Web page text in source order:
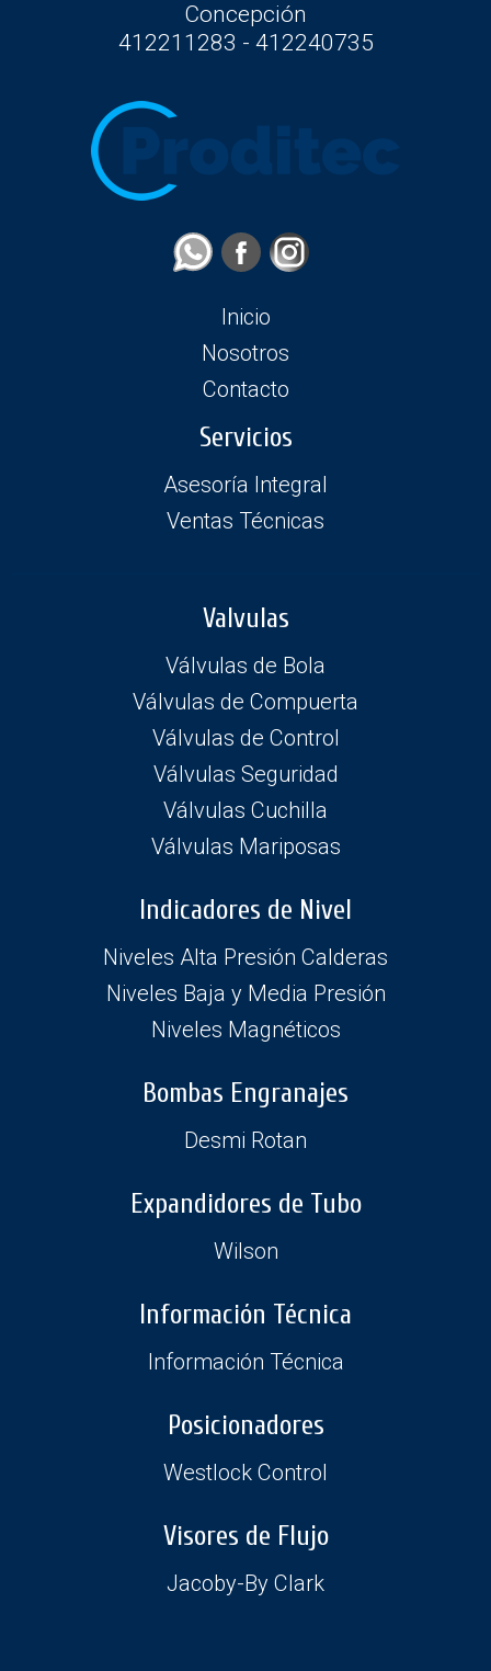
Concepción
412211283 - 412240735
Inicio
Nosotros
Contacto
Servicios
Asesoría Integral
Ventas Técnicas
Valvulas
Válvulas de Bola
Válvulas de Compuerta
Válvulas de Control
Válvulas Seguridad
Válvulas Cuchilla
Válvulas Mariposas
Indicadores de Nivel
Niveles Alta Presión Calderas
Niveles Baja y Media Presión
Niveles Magnéticos
Bombas Engranajes
Desmi Rotan
Expandidores de Tubo
Wilson
Información Técnica
Información Técnica
Posicionadores
Westlock Control
Visores de Flujo
Jacoby-By Clark